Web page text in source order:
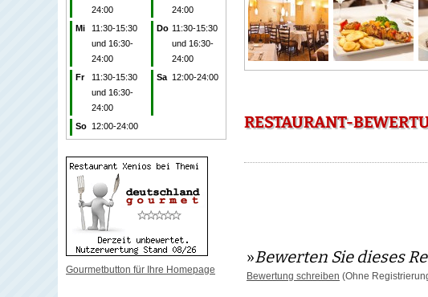
24:00
24:00
Mi
11:30-15:30
und 16:30-
24:00
Do 11:30-15:30
und 16:30-
24:00
Fr
11:30-15:30
und 16:30-
24:00
Sa 12:00-24:00
So 12:00-24:00
Gourmetbutton für Ihre Homepage
RESTAURANT-
»Bewerten Sie dieses
Bewertung schreiben (Ohne